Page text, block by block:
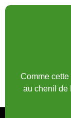
Comme
au chenil de